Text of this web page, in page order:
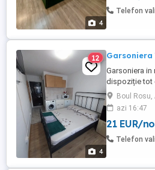
4
Aradului. De
Telefon
4
12
Garsoniera in
dispoziție tot
mașina de
televizor -
produse de
amplasată
Aradului, la o
Boul Rosu,
azi 16:47
21 EUR/
Telefon